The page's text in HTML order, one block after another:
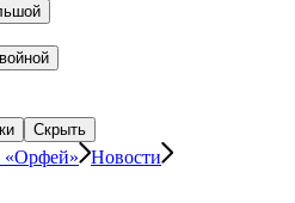
Скрыть
«Орфей» Новости